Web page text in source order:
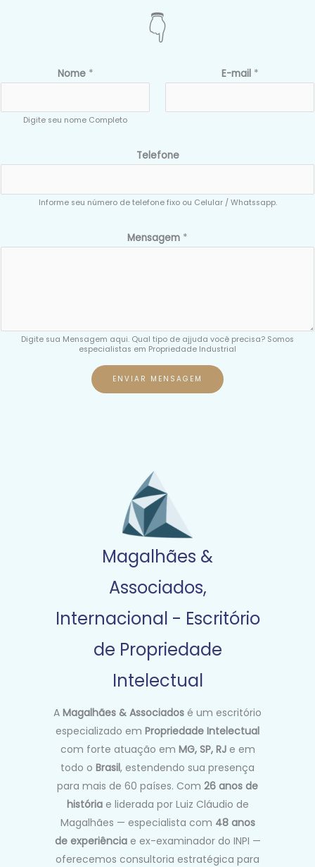
👇
Nome *
Digite seu nome Completo
E-mail *
Telefone
Informe seu número de telefone fixo ou Celular / Whatssapp.
-
M
e
n
s
Mensagem *
Digite sua Mensagem aqui. Qual tipo de ajjuda você precisa? Somos
especialistas em Propriedade Industrial
ENVIAR MENSAGEM
Magalhães &
Associados,
Internacional - Escritório
de Propriedade
Intelectual
A Magalhães & Associados é um escritório
especializado em Propriedade Intelectual
com forte atuação em MG, SP, RJe em
todo o Brasil, estendendo sua presença
para mais de 60 países. Com 26 anos de
históriae liderada por Luiz Cláudio de
Magalhães — especialista com 48 anos
de experiênciae ex-examinador do INPI —
oferecemos consultoria estratégica para